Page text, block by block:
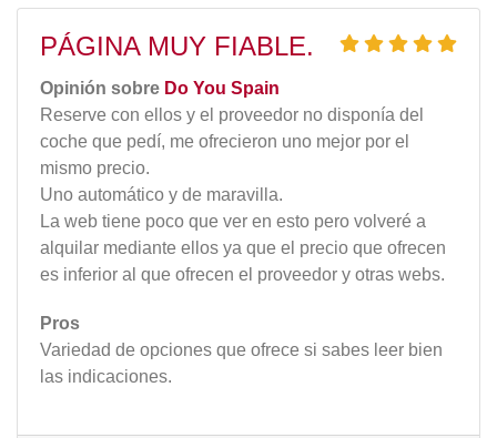
PÁGINA MUY FIABLE.
Opinión sobre Do You Spain
Reserve con ellos y el proveedor no disponía del
coche que pedí, me ofrecieron uno mejor por el
mismo precio.
Uno automático y de maravilla.
La web tiene poco que ver en esto pero volveré a
alquilar mediante ellos ya que el precio que ofrecen
es inferior al que ofrecen el proveedor y otras webs.
Pros
Variedad de opciones que ofrece si sabes leer bien
las indicaciones.